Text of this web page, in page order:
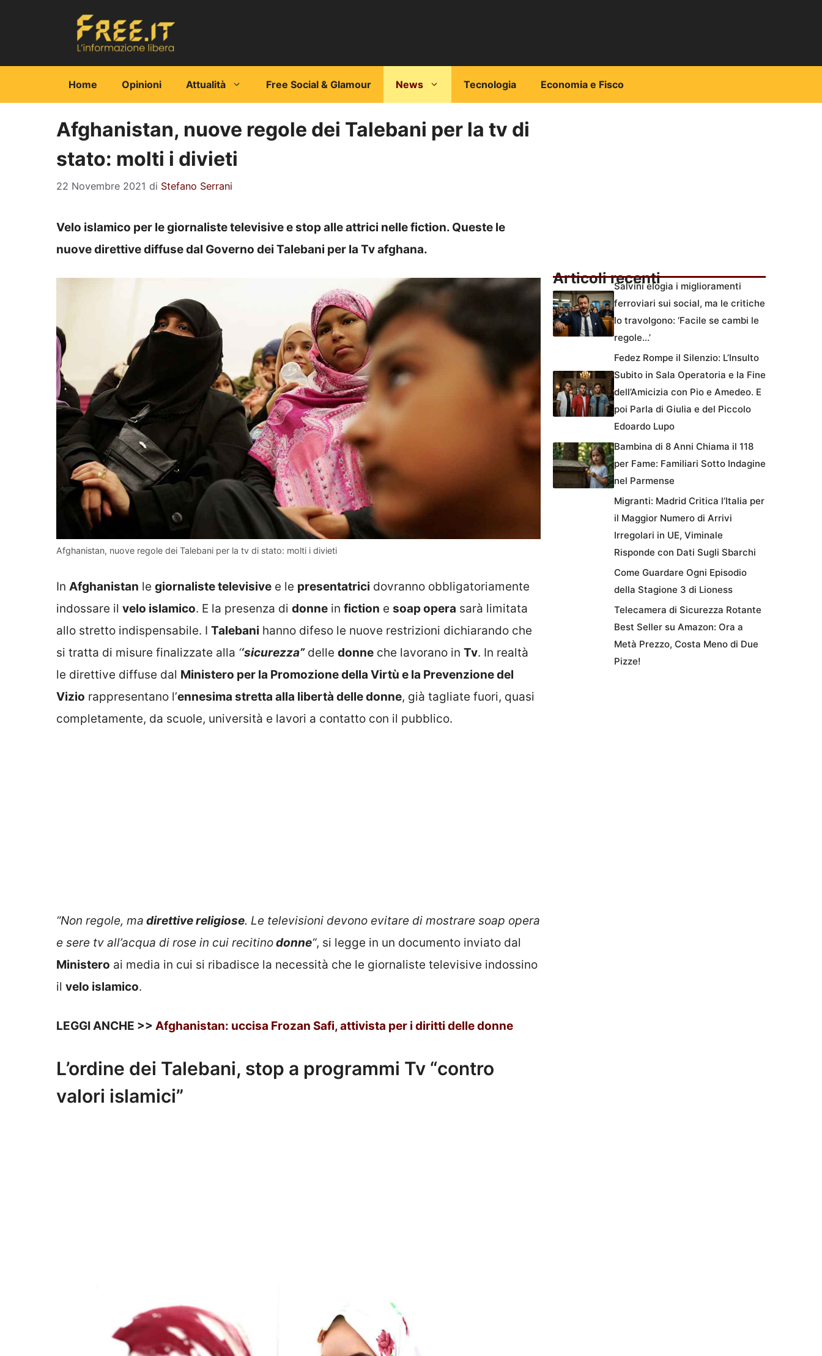
Home Opinioni Attualità Free Social & Glamour News Tecnologia Economia e Fisco
Afghanistan, nuove regole dei Talebani per la tv di
stato: molti i divieti
22 Novembre 2021 di Stefano Serrani
Velo islamico per le giornaliste televisive e stop alle attrici nelle fiction. Queste le
nuove direttive diffuse dal Governo dei Talebani per la Tv afghana.
Afghanistan, nuove regole dei Talebani per la tv di stato: molti i divieti
In Afghanistan le giornaliste televisive e le presentatrici dovranno obbligatoriamente
indossare il velo islamico. E la presenza di donne in fiction e soap opera sarà limitata
allo stretto indispensabile. I Talebani hanno difeso le nuove restrizioni dichiarando che
si tratta di misure finalizzate alla ‘‘sicurezza”delle donne che lavorano in Tv. In realtà
le direttive diffuse dal Ministero per la Promozione della Virtù e la Prevenzione del
Vizio rappresentano l’ennesima stretta alla libertà delle donne, già tagliate fuori, quasi
completamente, da scuole, università e lavori a contatto con il pubblico.
“Non regole, ma direttive religiose. Le televisioni devono evitare di mostrare soap opera
e sere tv all’acqua di rose in cui recitinodonne“, si legge in un documento inviato dal
Ministero ai media in cui si ribadisce la necessità che le giornaliste televisive indossino
il velo islamico.
LEGGI ANCHE >> Afghanistan: uccisa Frozan Safi, attivista per i diritti delle donne
L’ordine dei Talebani, stop a programmi Tv “contro
valori islamici”
Articoli recentiSalvini elogia i miglioramenti
ferroviari sui social, ma le critiche
lo travolgono: ‘Facile se cambi le
regole…’
Fedez Rompe il Silenzio: L’Insulto
Subito in Sala Operatoria e la Fine
dell’Amicizia con Pio e Amedeo. E
poi Parla di Giulia e del Piccolo
Edoardo Lupo
Bambina di 8 Anni Chiama il 118
per Fame: Familiari Sotto Indagine
nel Parmense
Migranti: Madrid Critica l’Italia per
il Maggior Numero di Arrivi
Irregolari in UE, Viminale
Risponde con Dati Sugli Sbarchi
Come Guardare Ogni Episodio
della Stagione 3 di Lioness
Telecamera di Sicurezza Rotante
Best Seller su Amazon: Ora a
Metà Prezzo, Costa Meno di Due
Pizze!